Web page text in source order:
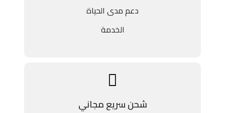
دعم مدى الحياة
الخدمة
شحن سريع مجاني